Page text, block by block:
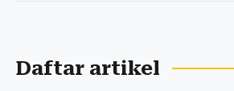
Daftar artikel